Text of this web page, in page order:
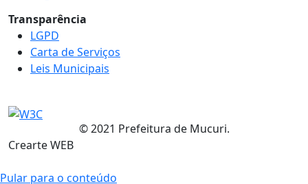
Transparência
LGPD
Carta de Serviços
Leis Municipais
© 2021 Prefeitura de Mucuri.
Crearte WEB
Pular para o conteúdo